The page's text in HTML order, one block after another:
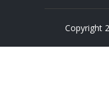
Copyright